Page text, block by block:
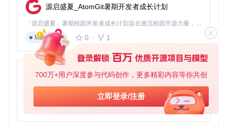
700万+用户深度参与代码创作，更多精彩内容等你共创
立即登录/注册
获取项目代码
git clone
选择合适的数据库文件根据业务需求选择基础版或完整版I
P数据库，基础版（约30MB）包含国家和省份信息，完整版
（约280MB）提供城市级定位能力。
Java实现
源启盛夏_AtomGit暑期开发者成长计划
「源启盛夏」暑期校园开发者成长计划旨在激活校园开源力量，通过积分激励、认证扶持、资源倾斜等形式，引导高校组织和开发者完成「入驻 — 建项目 — 做贡献 — 获认证 — 得资源」的完整闭环。无论你是想带领社团入驻平台的组织者，还是希望用代码贡献证明自己的开发者，都能在这里找到属于你的成长路径。
Markdown
0 1
py-xiaozhi
基于Python的Xiaozhi AI，适用于想要完整Xiaozhi体验而无需拥有专用硬件的用户。
Python
0 1